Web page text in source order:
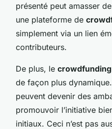
présenté peut amasser
une plateforme de
simplement via un lien
contributeurs.
De plus, le crowdfunding
de façon plus
peuvent devenir des
promouvoir l’initiative
initiaux. Ceci n’est pas